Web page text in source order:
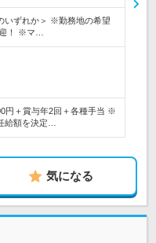
いずれか＞ ※勤務地の希望
！ ※マ…
円＋賞与年2回＋各種手当 ※
給額を決定…
気になる